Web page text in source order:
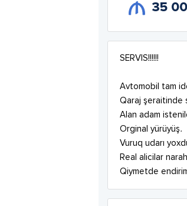
35
SERVIS!!!!!!
Avtomobil tam
Qaraj şeraitinde
Alan adam
Orginal yürüyüş.
Vuruq udarı
Real alicilar
Qiymetde